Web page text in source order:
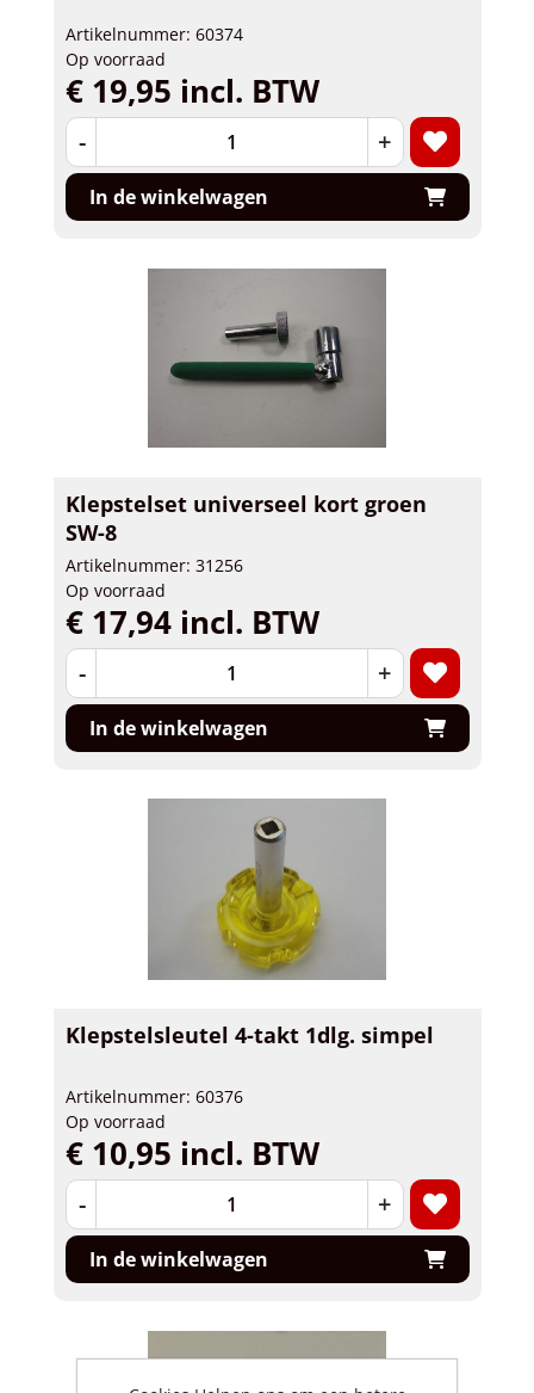
Artikelnummer: 60374
Op voorraad
€ 19,95 incl. BTW
- +
In de winkelwagen
Klepstelset universeel kort groen
SW-8
Artikelnummer: 31256
Op voorraad
€ 17,94 incl. BTW
- +
In de winkelwagen
Klepstelsleutel 4-takt 1dlg. simpel
Artikelnummer: 60376
Op voorraad
€ 10,95 incl. BTW
- +
In de winkelwagen